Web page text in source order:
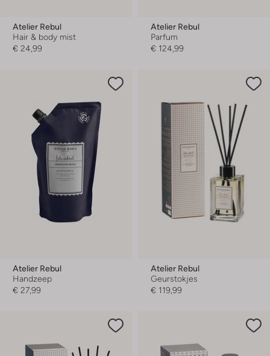
Atelier Rebul
Hair & body mist
€ 24,99
Atelier Rebul
Parfum
€ 124,99
Atelier Rebul
Handzeep
€ 27,99
Atelier Rebul
Geurstokjes
€ 119,99